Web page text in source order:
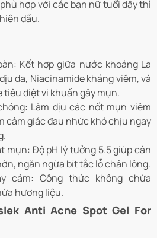
hợp với các bạn nữ tuổi dậy thì
dầu.
Kết hợp giữa nước khoáng La
da, Niacinamide kháng viêm, và
diệt vi khuẩn gây mụn.
Làm dịu các nốt mụn viêm
cảm giác đau nhức khó chịu ngay
mụn: Độ pH lý tưởng 5.5 giúp cân
ngăn ngừa bít tắc lỗ chân lông.
cảm: Công thức không chứa
hương liệu.
Anti Acne Spot Gel For